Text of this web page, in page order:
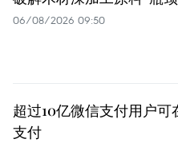
06/08/2026 09:50
超过10亿微信支付用户可
支付